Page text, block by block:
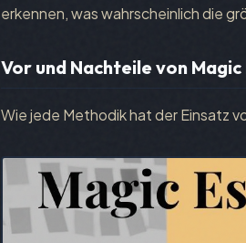
erkennen, was wahrscheinlich die
Vor und Nachteile von
Wie jede Methodik hat der Einsatz